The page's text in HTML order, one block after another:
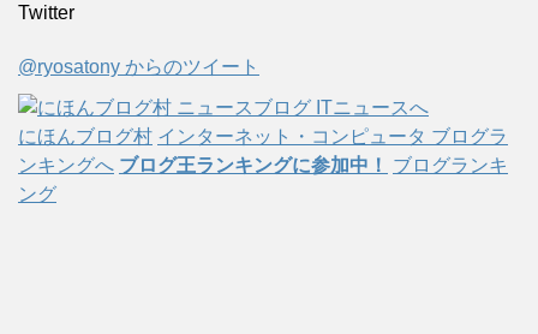
カ
ブ
Twitter
@ryosatony からのツイート
にほんブログ村 インターネット・コンピュータ ブログラ
ンキングへ ブログ王ランキングに参加中！
ブログランキ
ング